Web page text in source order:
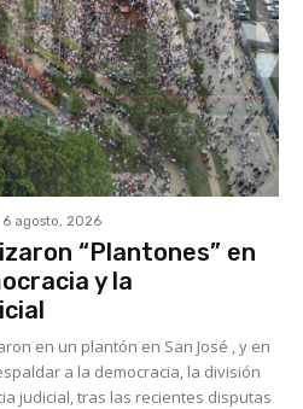
6 agosto, 2026
“Plantones” en
y la
en un plantón en San José , y en
a la democracia, la división
judicial, tras las recientes disputas